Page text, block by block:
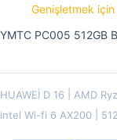
Genişletmek için
YMTC PC005 512GB
HUAWEİ D 16 AMD
intel Wi-fi 6 AX200